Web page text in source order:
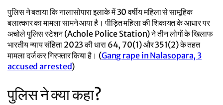
पुलिस ने बताया कि नालासोपारा इलाके में 30 वर्षीय महिला से सामूहिक
बलात्कार का मामला सामने आया है। पीड़ित महिला की शिकायत के आधार पर
अचोले पुलिस स्टेशन (Achole Police Station) ने तीन लोगों के खिलाफ
भारतीय न्याय संहिता 2023 की धारा 64, 70(1) और 351(2) के तहत
मामला दर्ज कर गिरफ्तार किया है। (Gang rape in Nalasopara, 3
accused arrested)
पुलिस ने क्या कहा?